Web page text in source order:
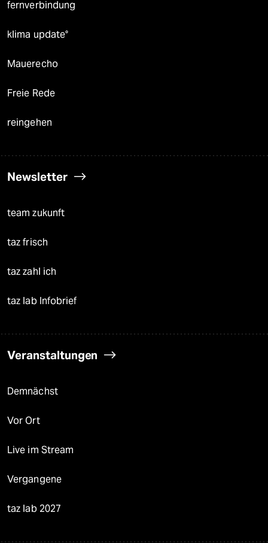
fernverbindung
klima update°
Mauerecho
Freie Rede
reingehen
Newsletter
team zukunft
taz frisch
taz zahl ich
taz lab Infobrief
Veranstaltungen
Demnächst
Vor Ort
Live im Stream
Vergangene
taz lab 2027